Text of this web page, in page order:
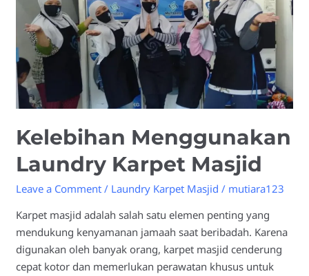
Kelebihan Menggunakan
Laundry Karpet Masjid
Leave a Comment / Laundry Karpet Masjid / mutiara123
Karpet masjid adalah salah satu elemen penting yang
mendukung kenyamanan jamaah saat beribadah. Karena
digunakan oleh banyak orang, karpet masjid cenderung
cepat kotor dan memerlukan perawatan khusus untuk